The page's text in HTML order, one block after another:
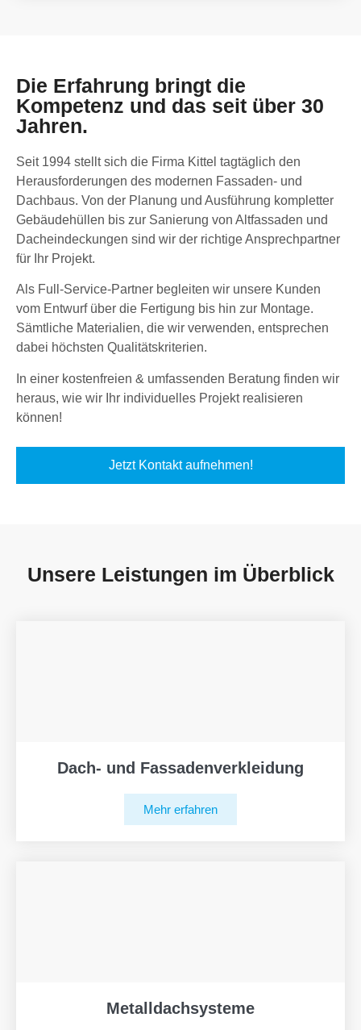
Die Erfahrung bringt die
Kompetenz und das seit über 30
Jahren.
Seit 1994 stellt sich die Firma Kittel tagtäglich den
Herausforderungen des modernen Fassaden- und
Dachbaus. Von der Planung und Ausführung kompletter
Gebäudehüllen bis zur Sanierung von Altfassaden und
Dacheindeckungen sind wir der richtige Ansprechpartner
für Ihr Projekt.
Als Full-Service-Partner begleiten wir unsere Kunden
vom Entwurf über die Fertigung bis hin zur Montage.
Sämtliche Materialien, die wir verwenden, entsprechen
dabei höchsten Qualitätskriterien.
In einer kostenfreien & umfassenden Beratung finden wir
heraus, wie wir Ihr individuelles Projekt realisieren
können!
Jetzt Kontakt aufnehmen!
Unsere Leistungen im Überblick
Dach- und Fassadenverkleidung
Mehr erfahren
Metalldachsysteme